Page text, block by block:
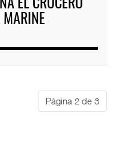
EL CRUCERO
MARINE
Página 2 de 3